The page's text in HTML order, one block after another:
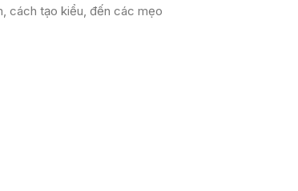
cách tạo kiểu, đến các mẹo